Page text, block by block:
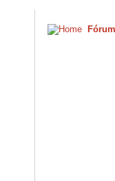
Fórum